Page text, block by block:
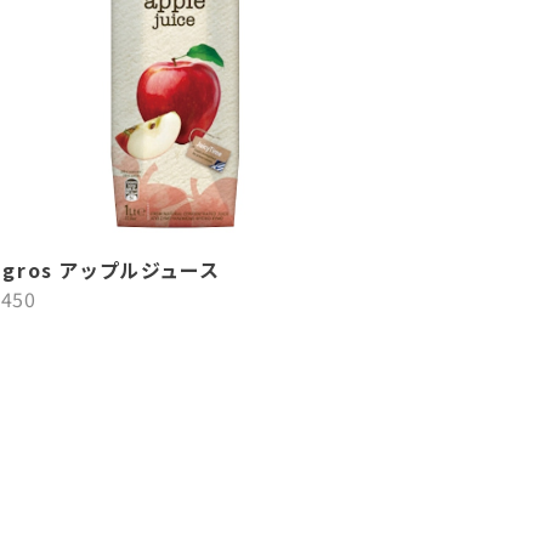
アップルジュース